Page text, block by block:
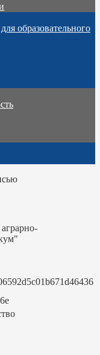
образовательного